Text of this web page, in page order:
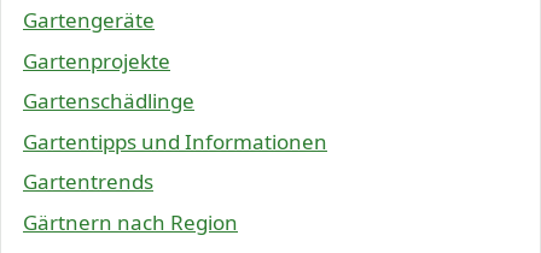
Gartengeräte
Gartenprojekte
Gartenschädlinge
Gartentipps und Informationen
Gartentrends
Gärtnern nach Region